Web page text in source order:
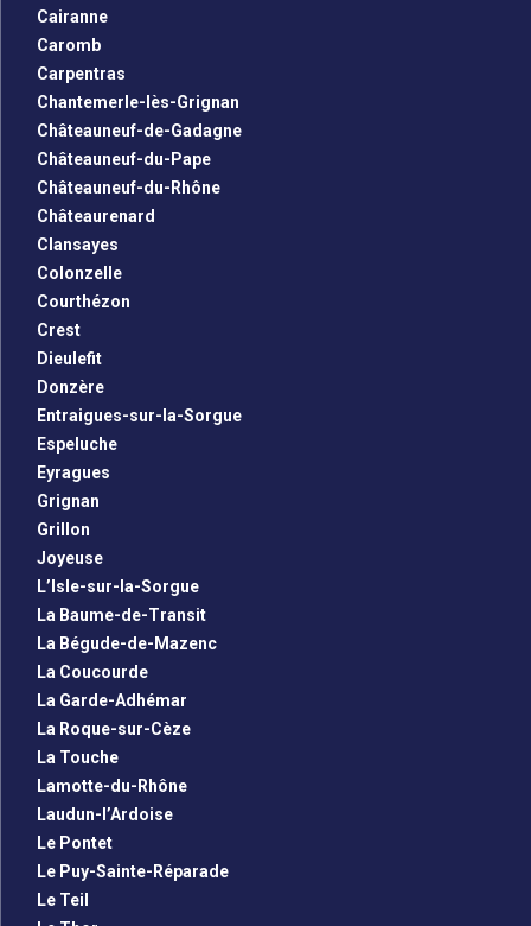
Cairanne
Caromb
Carpentras
Chantemerle-lès-Grignan
Châteauneuf-de-Gadagne
Châteauneuf-du-Pape
Châteauneuf-du-Rhône
Châteaurenard
Clansayes
Colonzelle
Courthézon
Crest
Dieulefit
Donzère
Entraigues-sur-la-Sorgue
Espeluche
Eyragues
Grignan
Grillon
Joyeuse
L’Isle-sur-la-Sorgue
La Baume-de-Transit
La Bégude-de-Mazenc
La Coucourde
La Garde-Adhémar
La Roque-sur-Cèze
La Touche
Lamotte-du-Rhône
Laudun-l’Ardoise
Le Pontet
Le Puy-Sainte-Réparade
Le Teil